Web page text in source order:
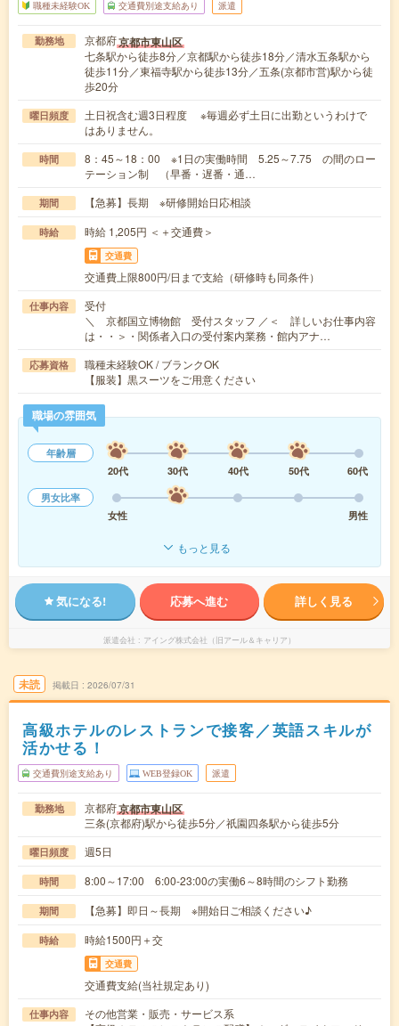
職種未経験OK 交通費別途支給あり 派遣
勤務地 京都府京都市東山区
七条駅から徒歩8分／京都駅から徒歩18分／清水五条駅から
徒歩11分／東福寺駅から徒歩13分／五条(京都市営)駅から徒
歩20分
曜日頻度
土日祝含む週3日程度 ※毎週必ず土日に出勤というわけで
はありません。
時間
8：45～18：00 ※1日の実働時間 5.25～7.75 の間のロー
テーション制 （早番・遅番・通…
期間 【急募】長期 ※研修開始日応相談
時給 時給 1,205円 ＜＋交通費＞
交通費
交通費上限800円/日まで支給（研修時も同条件）
仕事内容
受付
＼ 京都国立博物館 受付スタッフ ／＜ 詳しいお仕事内容
は・・＞・関係者入口の受付案内業務・館内アナ…
応募資格
職種未経験OK / ブランクOK
【服装】黒スーツをご用意ください
職場の雰囲気
年齢層
20代
30代 40代 50代
60代
男女比率
女性
男性
もっと見る
気になる! 応募へ進む 詳しく見る
派遣会社 アイング株式会社（旧アール＆キャリア）
未読 掲載日 2026/07/31
高級ホテルのレストランで接客／英語スキルが
活かせる！
交通費別途支給あり WEB登録OK 派遣
勤務地 京都府京都市東山区
三条(京都府)駅から徒歩5分／祇園四条駅から徒歩5分
曜日頻度 週5日
時間 8:00～17:00 6:00-23:00の実働6～8時間のシフト勤務
期間 【急募】即日～長期 ※開始日ご相談ください♪
時給 時給1500円＋交
交通費
交通費支給(当社規定あり)
仕事内容
その他営業・販売・サービス系